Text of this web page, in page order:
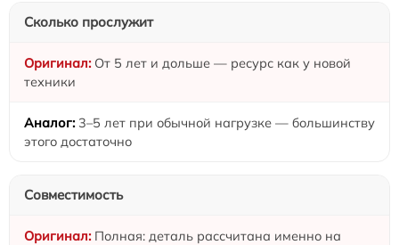
Сколько прослужит
От 5 лет и дольше — ресурс как у новой
техники
3–5 лет при обычной нагрузке — большинству
этого достаточно
Совместимость
Полная: деталь рассчитана именно на